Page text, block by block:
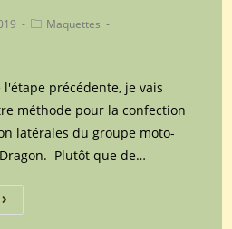
PostMaquettes
précédente, je vais
méthode pour la confection
latérales du groupe moto-
Plutôt que de…
Dragon